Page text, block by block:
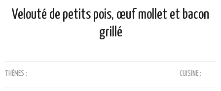
Velouté de petits pois, œuf mollet et bacon
grillé
THÈMES : CUISINE :